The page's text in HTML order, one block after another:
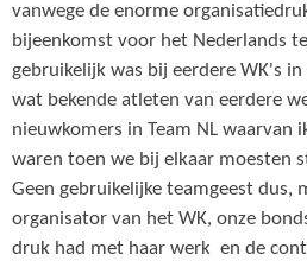
vanwege de enorme
bijeenkomst voor het Nederlands
gebruikelijk was bij eerdere WK's
wat bekende atleten van eerdere
nieuwkomers in Team NL waarvan
waren toen we bij elkaar moesten
Geen gebruikelijke teamgeest dus,
organisator van het WK, onze
druk had met haar werk en de